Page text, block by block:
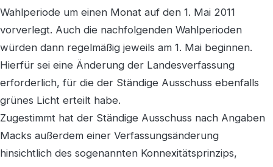
Wahlperiode um einen Monat auf den 1. Mai 2011
vorverlegt. Auch die nachfolgenden Wahlperioden
würden dann regelmäßig jeweils am 1. Mai beginnen.
Hierfür sei eine Änderung der Landesverfassung
erforderlich, für die der Ständige Ausschuss ebenfalls
grünes Licht erteilt habe.
Zugestimmt hat der Ständige Ausschuss nach Angaben
Macks außerdem einer Verfassungsänderung
hinsichtlich des sogenannten Konnexitätsprinzips,